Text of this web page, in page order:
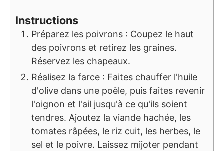
Instructions
Préparez les poivrons : Coupez le haut
des poivrons et retirez les graines.
Réservez les chapeaux.
Réalisez la farce : Faites chauffer l'huile
d'olive dans une poêle, puis faites revenir
l'oignon et l'ail jusqu'à ce qu'ils soient
tendres. Ajoutez la viande hachée, les
tomates râpées, le riz cuit, les herbes, le
sel et le poivre. Laissez mijoter pendant